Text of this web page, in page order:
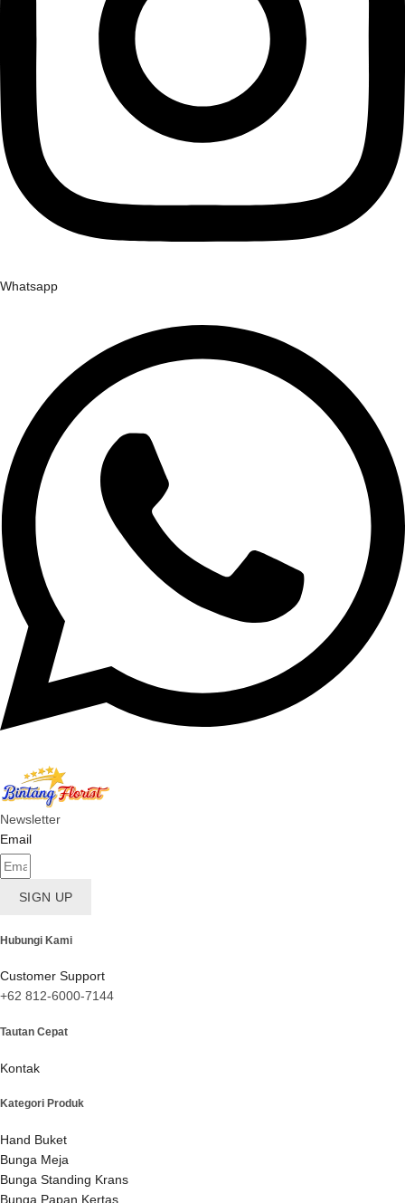
Whatsapp
Newsletter
Email
SIGN UP
Hubungi Kami
Customer Support
+62 812-6000-7144
Tautan Cepat
Kontak
Kategori Produk
Hand Buket
Bunga Meja
Bunga Standing Krans
Bunga Papan Kertas